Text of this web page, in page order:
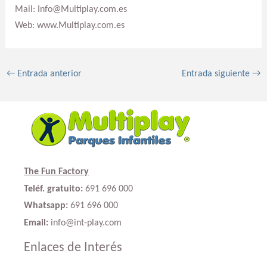
Mail: Info@Multiplay.com.es
Web: www.Multiplay.com.es
←Entrada anterior Entrada siguiente→
The Fun Factory
Teléf. gratuito: 691 696 000
Whatsapp: 691 696 000
Email: info@int-play.com
Enlaces de Interés